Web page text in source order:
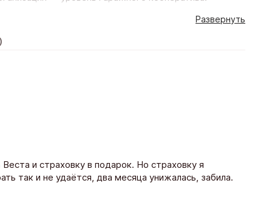
Развернуть
и страховку в подарок. Но страховку я
так и не удаётся, два месяца унижалась, забила.